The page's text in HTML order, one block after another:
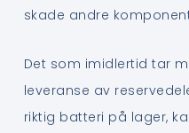
skade andre
Det som imidlertid tar
leveranse av
riktig batteri på lager,